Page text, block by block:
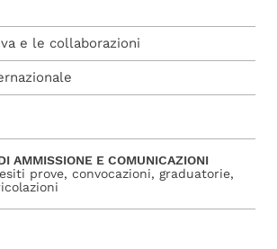
e le collaborazioni
AMMISSIONE E COMUNICAZIONI
prove, convocazioni, graduatorie,